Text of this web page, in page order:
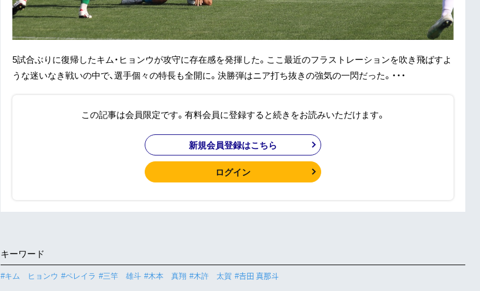
5試合ぶりに復帰したキム・ヒョンウが攻守に存在感を発揮した。ここ最近のフラストレーションを吹き飛ばすよ
うな迷いなき戦いの中で、選手個々の特長も全開に。決勝弾はニア打ち抜きの強気の一閃だった。・・・
この記事は会員限定です。有料会員に登録すると続きをお読みいただけます。
新規会員登録はこちら
ログイン
キーワード
#キム ヒョンウ #ペレイラ #三竿 雄斗 #木本 真翔 #木許 太賀 #𠮷田 真那斗